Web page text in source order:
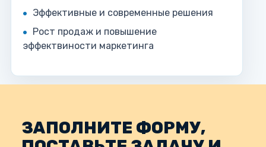
Эффективные и современные решения
Рост продаж и повышение
эффектвиности маркетинга
ЗАПОЛНИТЕ ФОРМУ,